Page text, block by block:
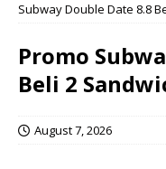
Subway Double Date 8.8
Promo
Beli 2
August 7, 2026